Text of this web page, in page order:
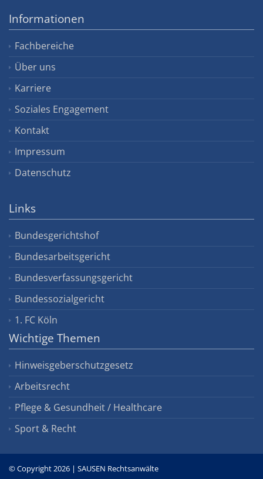
Informationen
Fachbereiche
Über uns
Karriere
Soziales Engagement
Kontakt
Impressum
Datenschutz
Links
Bundesgerichtshof
Bundesarbeitsgericht
Bundesverfassungsgericht
Bundessozialgericht
1. FC Köln
Wichtige Themen
Hinweisgeberschutzgesetz
Arbeitsrecht
Pflege & Gesundheit / Healthcare
Sport & Recht
© Copyright 2026 | SAUSEN Rechtsanwälte